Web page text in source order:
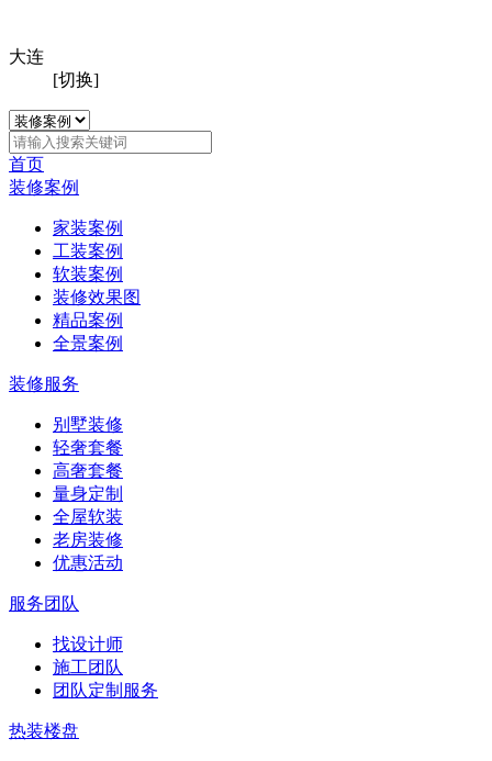
大连
[切换]
首页
装修案例
家装案例
工装案例
软装案例
装修效果图
精品案例
全景案例
装修服务
别墅装修
轻奢套餐
高奢套餐
量身定制
全屋软装
老房装修
优惠活动
服务团队
找设计师
施工团队
团队定制服务
热装楼盘